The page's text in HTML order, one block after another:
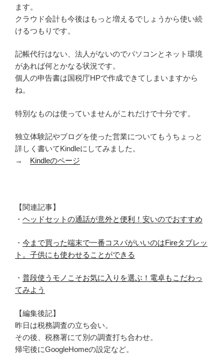
ます。
クラウド会計も今後はもっと増えるでしょうから使い続
けるつもりです。
記帳代行はない、法人がないのでパソコンとネット環境
があれば何とかなる状況です。
個人の申告書は国税庁HPで作成できてしまいますから
ね。
特別なものは使っていませんがこれだけで十分です。
独立体験記やブログを使った営業についてもうちょっと
詳しく書いてKindleにしてみました。
→ Kindleのページ
【関連記事】
・ ヘッドセットの通話が意外と便利！安いのでおすすめ
・ 今まで買った端末で一番コスパがいいのはFireタブレッ
ト。子供にも使わせることができる
・ 普段使うモノこそお気に入りを選ぶ！電卓もこだわっ
てみよう
【編集後記】
昨日は税務調査の立ち会い。
その後、税務署にて別の調査打ち合わせ。
帰宅後にGoogleHomeの設定など。